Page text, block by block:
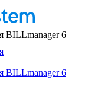
BILLmanager 6
BILLmanager 6